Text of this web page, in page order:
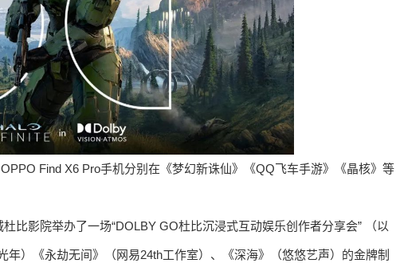
Find X6 Pro手机分别在《梦幻新诛仙》《QQ飞车手游》《晶核》等
比影院举办了一场“DOLBY GO杜比沉浸式互动娱乐创作者分享会” （以
年）《永劫无间》（网易24th工作室）、《深海》（悠悠艺声）的金牌制